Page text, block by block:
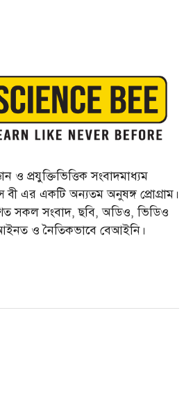
ও প্রযুক্তিভিত্তিক সংবাদমাধ্যম
বী এর একটি অন্যতম অনুষঙ্গ প্রোগ্রাম।
সকল সংবাদ, ছবি, অডিও, ভিডিও
ও নৈতিকভাবে বেআইনি।